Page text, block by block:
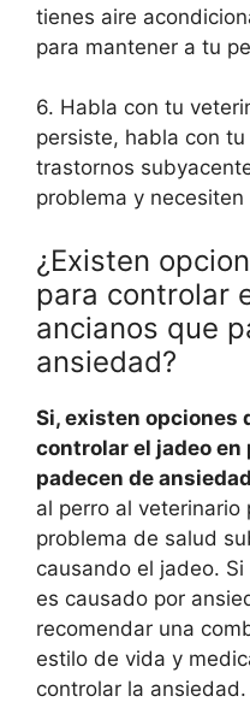
tienes aire
para mantener a tu
6. Habla con tu
persiste, habla con
trastornos
problema y
¿Existen
para controlar
ancianos que
ansiedad?
Si, existen opciones
controlar el jadeo
padecen de
al perro al
problema de salud
causando el jadeo.
es causado por
recomendar una
estilo de vida y
controlar la ansiedad.